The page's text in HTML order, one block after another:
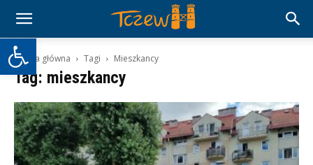
Otwórz pasek narzędzi
Strona główna Tagi Mieszkancy
Tag: mieszkancy